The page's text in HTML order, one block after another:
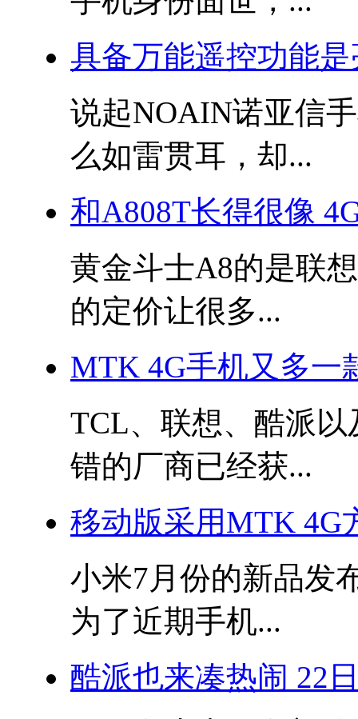
具备万能遥控功能
说起NOAIN诺亚信
么如雷贯耳，却...
和A808T长得很像
黄金斗士A8的是联
的定价让很多...
MTK 4G手机又多一
TCL、联想、酷派
错的厂商已经获...
移动版采用MTK 4G
小米7月份的新品发
为了近期手机...
酷派也来凑热闹 22